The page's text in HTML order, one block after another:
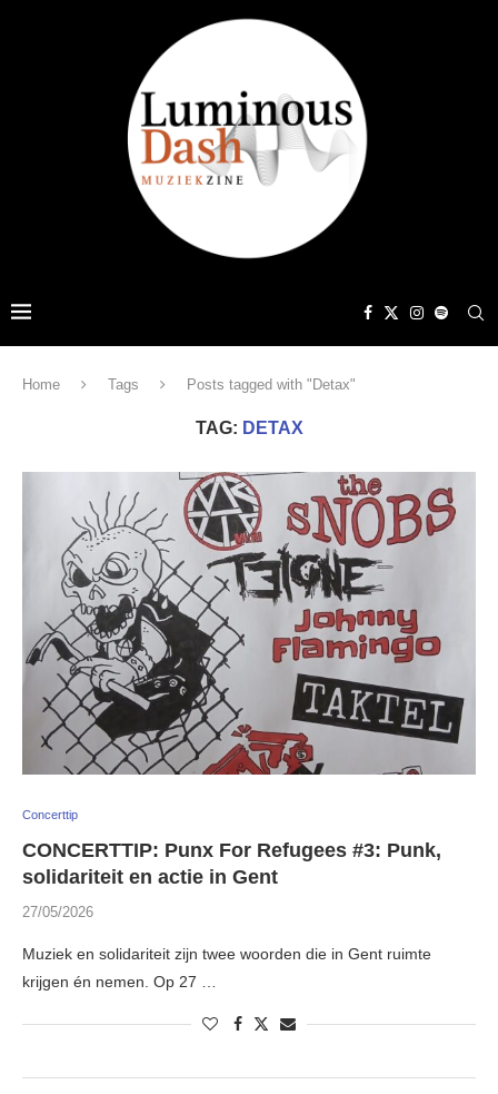
Home Tags Posts tagged with "Detax"
TAG: DETAX
Concerttip
CONCERTTIP: Punx For Refugees #3: Punk,
solidariteit en actie in Gent
27/05/2026
Muziek en solidariteit zijn twee woorden die in Gent ruimte
krijgen én nemen. Op 27 …